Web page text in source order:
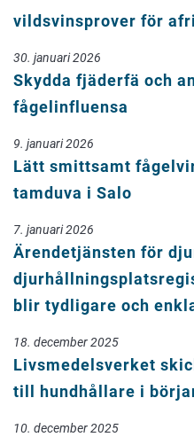
vildsvinsprover för
30. januari 2026
Skydda fjäderfä och
fågelinfluensa
9. januari 2026
Lätt smittsamt
tamduva i Salo
7. januari 2026
Ärendetjänsten för
blir tydligare och
18. december 2025
Livsmedelsverket
till hundhållare i
10. december 2025